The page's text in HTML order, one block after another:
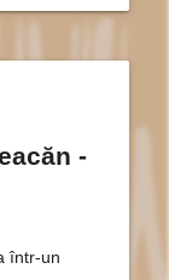
-
într-un